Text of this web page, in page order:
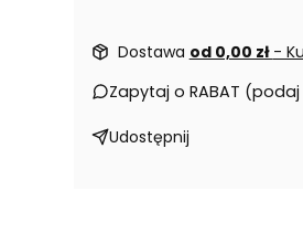
Dostawa od 0,00 zł -
Zapytaj o RABAT
Udostępnij